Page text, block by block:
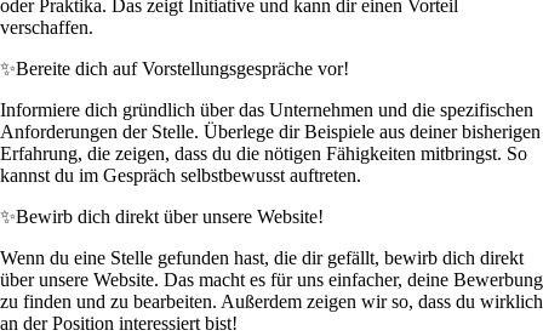
oder Praktika. Das zeigt Initiative und kann dir einen Vorteil
verschaffen.
✨Bereite dich auf Vorstellungsgespräche vor!
Informiere dich gründlich über das Unternehmen und die spezifischen
Anforderungen der Stelle. Überlege dir Beispiele aus deiner bisherigen
Erfahrung, die zeigen, dass du die nötigen Fähigkeiten mitbringst. So
kannst du im Gespräch selbstbewusst auftreten.
✨Bewirb dich direkt über unsere Website!
Wenn du eine Stelle gefunden hast, die dir gefällt, bewirb dich direkt
über unsere Website. Das macht es für uns einfacher, deine Bewerbung
zu finden und zu bearbeiten. Außerdem zeigen wir so, dass du wirklich
an der Position interessiert bist!